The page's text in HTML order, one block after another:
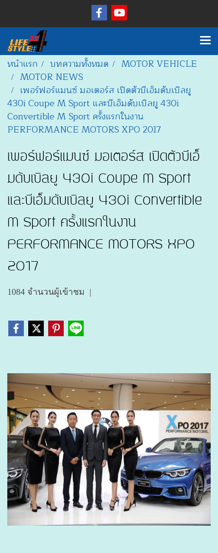
หน้าแรก บทความทั้งหมด
MOTOR VEHICLE
MOTOR NEWS
เพอร์ฟอร์แมนซ์ มอเตอร์ส เปิดตัวบีเอ็มดับเบิลยู
430i Coupe M Sport และบีเอ็มดับเบิลยู 430i
Convertible M Sport ครั้งแรกในงาน
PERFORMANCE MOTORS XPO 2017
เพอร์ฟอร์แมนซ์ มอเตอร์ส เปิดตัวบีเอ็
มดับเบิลยู 430i Coupe M Sport
และบีเอ็มดับเบิลยู 430i Convertible
M Sport ครั้งแรกในงาน
PERFORMANCE MOTORS XPO
2017
1084 จำนวนผู้เข้าชม |